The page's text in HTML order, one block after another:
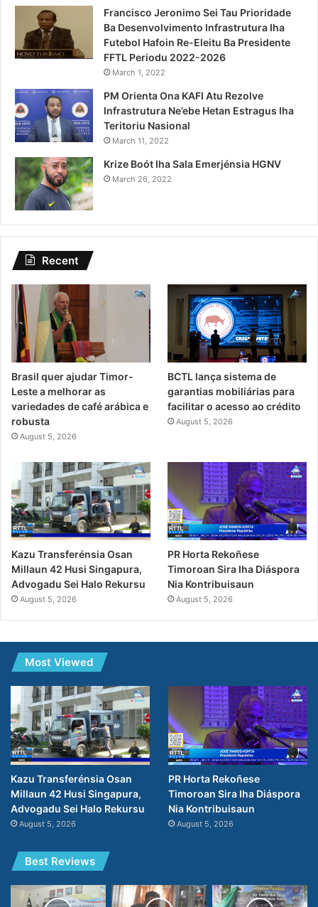
Francisco Jeronimo Sei Tau Prioridade
Ba Desenvolvimento Infrastrutura Iha
Futebol Hafoin Re-Eleitu Ba Presidente
FFTL Periodu 2022-2026
March 1, 2022
PM Orienta Ona KAFI Atu Rezolve
Infrastrutura Ne’ebe Hetan Estragus Iha
Teritoriu Nasional
March 11, 2022
Krize Boót Iha Sala Emerjénsia HGNV
March 26, 2022
Recent
Brasil quer ajudar Timor-
Leste a melhorar as
variedades de café arábica e
robusta
August 5, 2026
BCTL lança sistema de
garantias mobiliárias para
facilitar o acesso ao crédito
August 5, 2026
Kazu Transferénsia Osan
Millaun 42 Husi Singapura,
Advogadu Sei Halo Rekursu
August 5, 2026
PR Horta Rekoñese
Timoroan Sira Iha Diáspora
Nia Kontribuisaun
August 5, 2026
Most Viewed
Kazu Transferénsia Osan
Millaun 42 Husi Singapura,
Advogadu Sei Halo Rekursu
August 5, 2026
PR Horta Rekoñese
Timoroan Sira Iha Diáspora
Nia Kontribuisaun
August 5, 2026
Best Reviews